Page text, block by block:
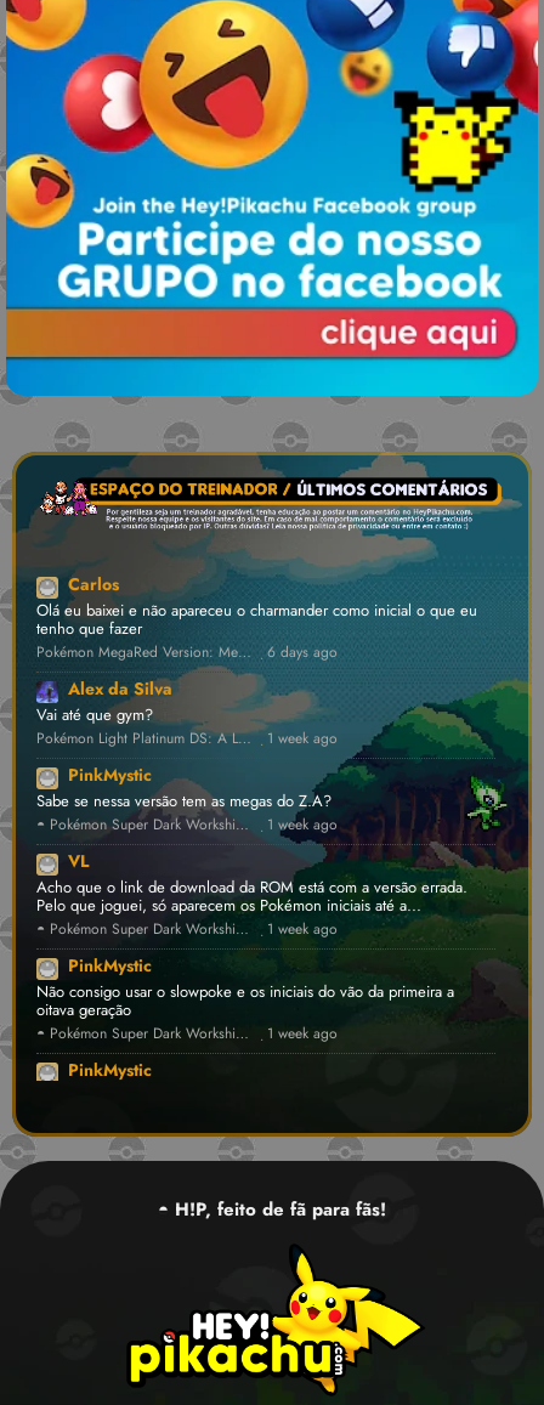
Carlos
Olá eu baixei e não apareceu o charmander como inicial o que eu
tenho que fazer
Pokémon MegaRed Version: Megas Inéditas, Dynamax e Z-Moves! [v1.4] 💾 • GBA ROM Hack ·6 days ago
Alex da Silva
Vai até que gym?
Pokémon Light Platinum DS: A Lendária Hack Renasceu! [v0.2.1] ⛔ • NDS ROM Hack · 1 week ago
PinkMystic
Sabe se nessa versão tem as megas do Z.A?
◓ Pokémon Super Dark Workship 2024 ⛔ [v1.4.5] • FanProject ROM Hack · 1 week ago
VL
Acho que o link de download da ROM está com a versão errada.
Pelo que joguei, só aparecem os Pokémon iniciais até a...
◓ Pokémon Super Dark Workship 2024 ⛔ [v1.4.5] • FanProject ROM Hack · 1 week ago
PinkMystic
Não consigo usar o slowpoke e os iniciais do vão da primeira a
oitava geração
◓ Pokémon Super Dark Workship 2024 ⛔ [v1.4.5] • FanProject ROM Hack · 1 week ago
PinkMystic
PinkMystic
iniciais só tem da primeira a oitava geração.
1 week ago
Olá,como achar o Lucky egg na safari zone?
◓ Pokémon Recharged Emerald 💾 [v1.3] • FanProject ROM Hack ·1 week ago
Testando comentários 123
1 week ago
◓ H!P, feito de fã para fãs!